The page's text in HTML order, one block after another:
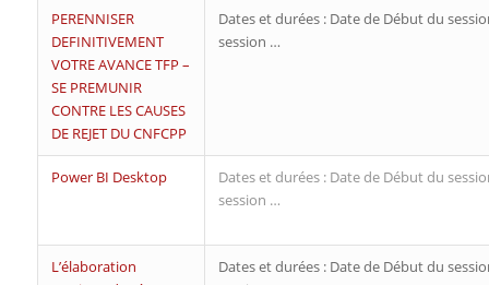
PERENNISER
DEFINITIVEMENT
VOTRE AVANCE TFP –
SE PREMUNIR
CONTRE LES CAUSES
DE REJET DU CNFCPP
Dates et durées : Date de Début du
session …
Power BI Desktop
Dates et durées : Date de Début du
session …
L’élaboration
Dates et durées : Date de Début du